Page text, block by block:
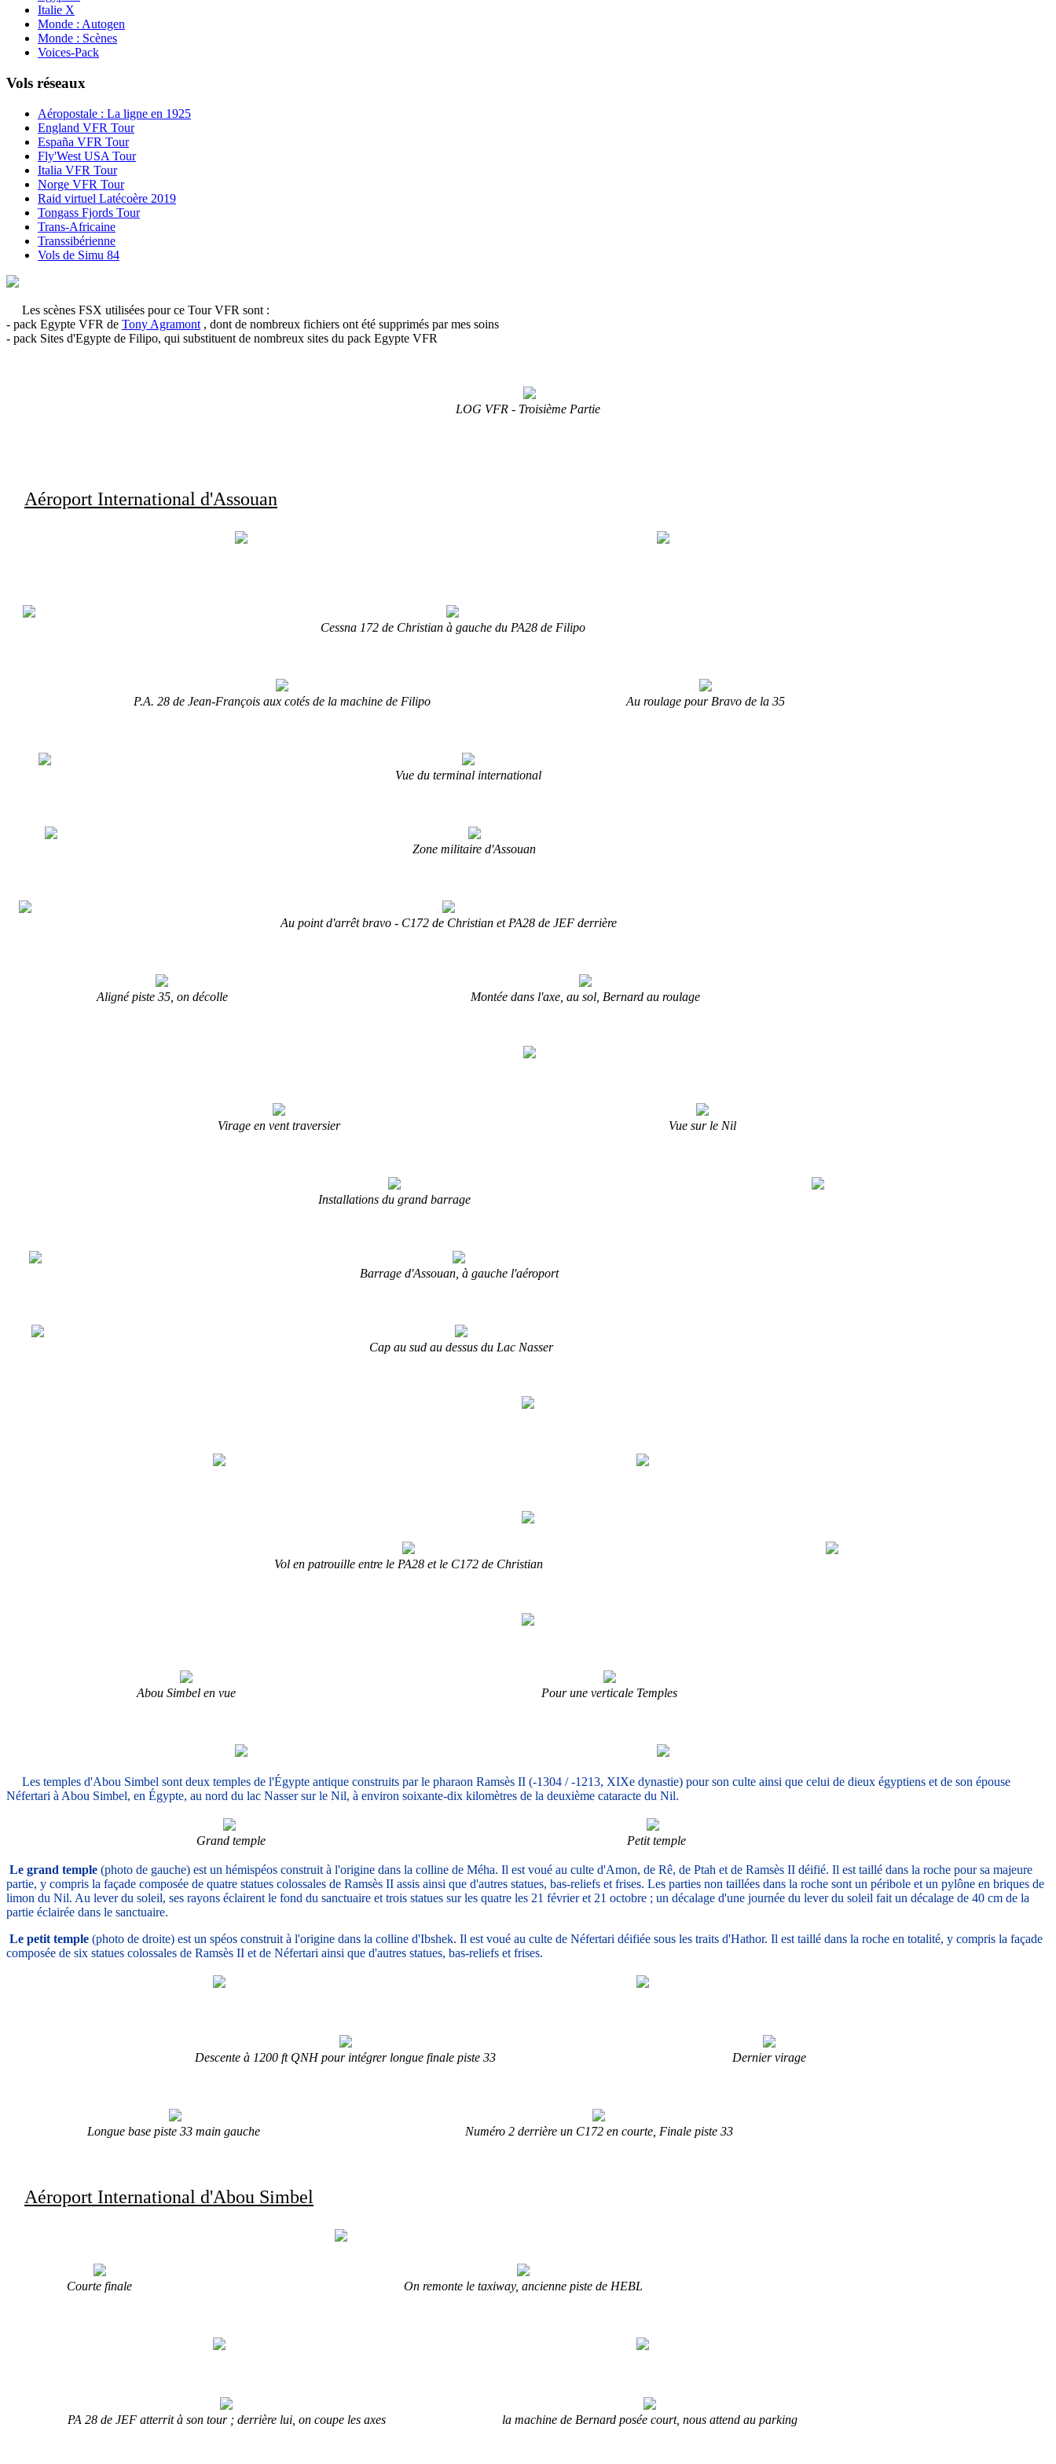
Italie X
Monde : Autogen
Monde : Scènes
Voices-Pack
Vols réseaux
Aéropostale : La ligne en 1925
England VFR Tour
España VFR Tour
Fly'West USA Tour
Italia VFR Tour
Norge VFR Tour
Raid virtuel Latécoère 2019
Tongass Fjords Tour
Trans-Africaine
Transsibérienne
Vols de Simu 84
Les scènes FSX utilisées pour ce Tour VFR sont :
- pack Egypte VFR de Tony Agramont , dont de nombreux fichiers ont été supprimés par mes soins
- pack Sites d'Egypte de Filipo, qui substituent de nombreux sites du pack Egypte VFR
LOG VFR - Troisième Partie
Aéroport International d'Assouan
Cessna 172 de Christian à gauche du PA28 de Filipo
P.A. 28 de Jean-François aux cotés de la machine de Filipo Au roulage pour Bravo de la 35
Vue du terminal international
Zone militaire d'Assouan
Au point d'arrêt bravo - C172 de Christian et PA28 de JEF derrière
Aligné piste 35, on décolle Montée dans l'axe, au sol, Bernard au roulage
Virage en vent traversier Vue sur le Nil
Installations du grand barrage
Barrage d'Assouan, à gauche l'aéroport
Cap au sud au dessus du Lac Nasser
Vol en patrouille entre le PA28 et le C172 de Christian
Abou Simbel en vue Pour une verticale Temples
Les temples d'Abou Simbel sont deux temples de l'Égypte antique construits par le pharaon Ramsès II (-1304 / -1213, XIXe dynastie) pour son culte ainsi que celui de dieux égyptiens et de son épouse
Néfertari à Abou Simbel, en Égypte, au nord du lac Nasser sur le Nil, à environ soixante-dix kilomètres de la deuxième cataracte du Nil.
Grand temple Petit temple
Le grand temple (photo de gauche) est un hémispéos construit à l'origine dans la colline de Méha. Il est voué au culte d'Amon, de Rê, de Ptah et de Ramsès II déifié. Il est taillé dans la roche pour sa majeure
partie, y compris la façade composée de quatre statues colossales de Ramsès II assis ainsi que d'autres statues, bas-reliefs et frises. Les parties non taillées dans la roche sont un péribole et un pylône en briques de
limon du Nil. Au lever du soleil, ses rayons éclairent le fond du sanctuaire et trois statues sur les quatre les 21 février et 21 octobre ; un décalage d'une journée du lever du soleil fait un décalage de 40 cm de la
partie éclairée dans le sanctuaire.
Le petit temple (photo de droite) est un spéos construit à l'origine dans la colline d'Ibshek. Il est voué au culte de Néfertari déifiée sous les traits d'Hathor. Il est taillé dans la roche en totalité, y compris la façade
composée de six statues colossales de Ramsès II et de Néfertari ainsi que d'autres statues, bas-reliefs et frises.
Descente à 1200 ft QNH pour intégrer longue finale piste 33 Dernier virage
Longue base piste 33 main gauche Numéro 2 derrière un C172 en courte, Finale piste 33
Aéroport International d'Abou Simbel
Courte finale On remonte le taxiway, ancienne piste de HEBL
PA 28 de JEF atterrit à son tour ; derrière lui, on coupe les axes la machine de Bernard posée court, nous attend au parking